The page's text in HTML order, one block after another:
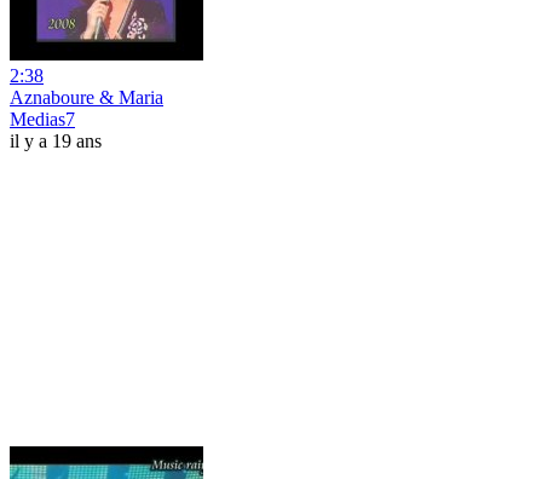
2:38
Aznaboure & Maria
Medias7
il y a 19 ans